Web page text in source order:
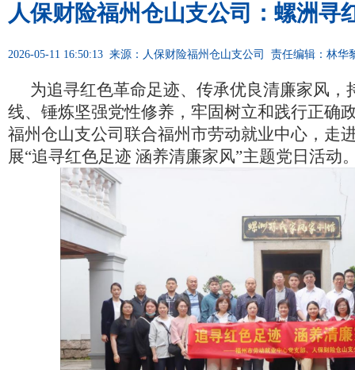
人保财险福州仓山支公司：螺洲寻
2026-05-11 16:50:13 来源：人保财险福州仓山支公司 责任编辑：林华
为追寻红色革命足迹、传承优良清廉家风，
线、锤炼坚强党性修养，牢固树立和践行正确
福州仓山支公司联合福州市劳动就业中心，走
展“追寻红色足迹 涵养清廉家风”主题党日活动